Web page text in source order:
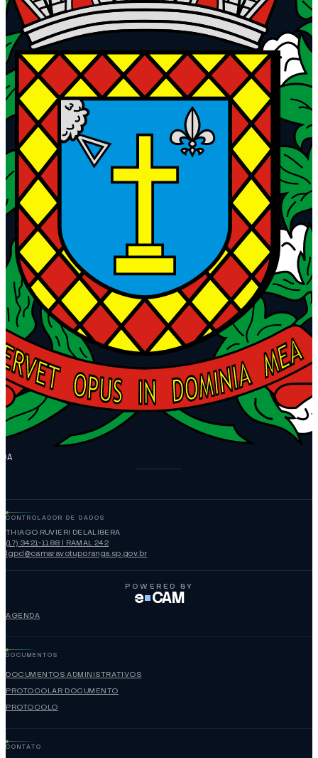
CONTROLADOR DE DADOS
THIAGO RUVIERI DELALIBERA
(17) 3421-1188 | RAMAL 242
lgpd@camaravotuporanga.sp.gov.br
POWERED BY
e CAM
AGENDA
DOCUMENTOS
DOCUMENTOS ADMINISTRATIVOS
PROTOCOLAR DOCUMENTO
PROTOCOLO
CONTATO